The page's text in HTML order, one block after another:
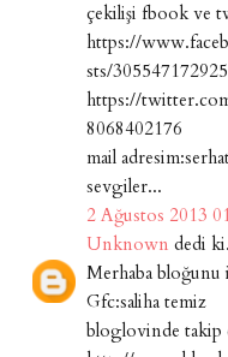
çekilişi fbook ve
https://
sts/
https://
8068402176
mail
sevgiler...
2 Ağustos 2013
Unknown dedi
Merhaba
Gfc:saliha temiz
bloglovinde takip